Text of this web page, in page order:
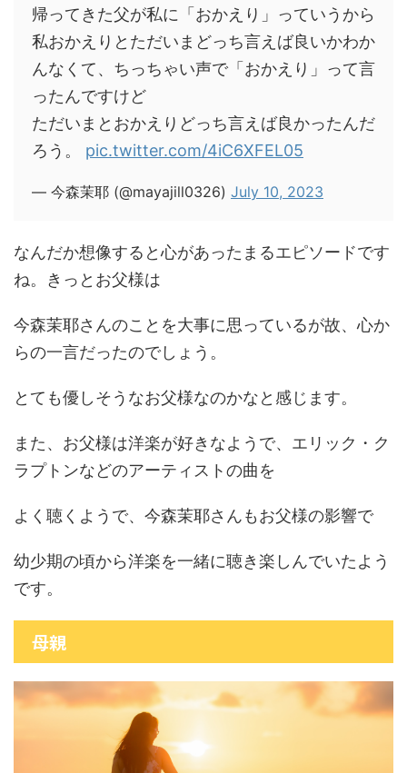
帰ってきた父が私に「おかえり」っていうから
私おかえりとただいまどっち言えば良いかわか
んなくて、ちっちゃい声で「おかえり」って言
ったんですけど
ただいまとおかえりどっち言えば良かったんだ
ろう。 pic.twitter.com/4iC6XFEL05
— 今森茉耶 (@mayajill0326) July 10, 2023
なんだか想像すると心があったまるエピソードです
ね。きっとお父様は
今森茉耶さんのことを大事に思っているが故、心か
らの一言だったのでしょう。
とても優しそうなお父様なのかなと感じます。
また、お父様は洋楽が好きなようで、エリック・ク
ラプトンなどのアーティストの曲を
よく聴くようで、今森茉耶さんもお父様の影響で
幼少期の頃から洋楽を一緒に聴き楽しんでいたよう
です。
母親